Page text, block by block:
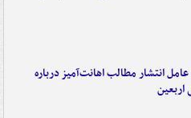
انتشار مطالب اهانت‌آمیز درباره
اربعین